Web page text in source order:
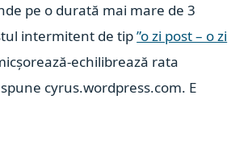
pe o durată mai mare de 3
intermitent de tip”o zi post – o zi
echilibrează rata
cyrus.wordpress.com. E